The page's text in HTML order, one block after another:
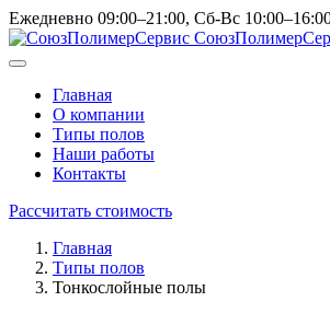
Ежедневно 09:00–21:00, Сб-Вс
Главная
О компании
Типы полов
Наши работы
Контакты
Рассчитать стоимость
Главная
Типы полов
Тонкослойные полы